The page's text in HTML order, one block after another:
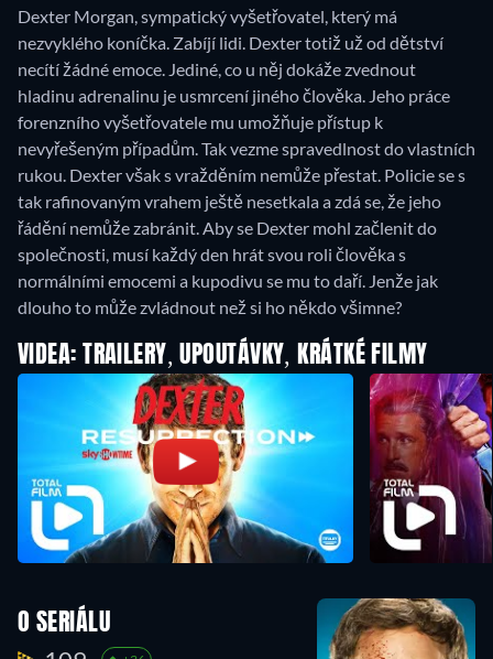
Dexter Morgan, sympatický vyšetřovatel, který má
nezvyklého koníčka. Zabíjí lidi. Dexter totiž už od dětství
necítí žádné emoce. Jediné, co u něj dokáže zvednout
hladinu adrenalinu je usmrcení jiného člověka. Jeho práce
forenzního vyšetřovatele mu umožňuje přístup k
nevyřešeným případům. Tak vezme spravedlnost do vlastních
rukou. Dexter však s vražděním nemůže přestat. Policie se s
tak rafinovaným vrahem ještě nesetkala a zdá se, že jeho
řádění nemůže zabránit. Aby se Dexter mohl začlenit do
společnosti, musí každý den hrát svou roli člověka s
normálními emocemi a kupodivu se mu to daří. Jenže jak
dlouho to může zvládnout než si ho někdo všimne?
VIDEA: TRAILERY, UPOUTÁVKY, KRÁTKÉ FILMY
O SERIÁLU